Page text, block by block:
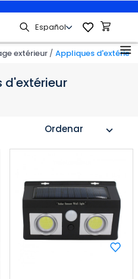
extérieur Appliques d'extérieur
d'extérieur
Ordenar expand_more